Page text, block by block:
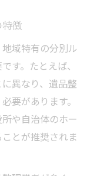
徴
域特有の分別ル
す。たとえば、
異なり、遺品整
要があります。
や自治体のホー
とが推奨されま